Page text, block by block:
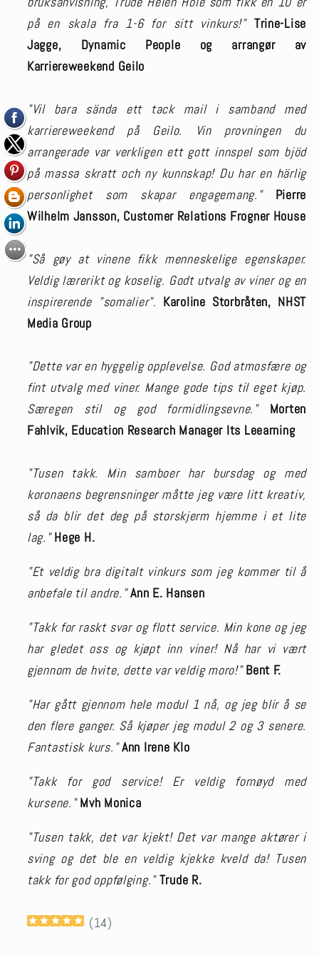
på en skala fra 1-6 for sitt vinkurs!" Trine-Lise
Jagge, Dynamic People og arrangør av
Karriereweekend Geilo
"Vil bara sända ett tack mail i samband med
karriereweekend på Geilo. Vin provningen du
arrangerade var verkligen ett gott innspel som bjöd
på massa skratt och ny kunnskap! Du har en härlig
personlighet som skapar engagemang." Pierre
Wilhelm Jansson, Customer Relations Frogner House
"Så gøy at vinene fikk menneskelige egenskaper.
Veldig lærerikt og koselig. Godt utvalg av viner og en
inspirerende "somalier". Karoline Storbråten, NHST
Media Group
"Dette var en hyggelig opplevelse. God atmosfære og
fint utvalg med viner. Mange gode tips til eget kjøp.
Særegen stil og god formidlingsevne." Morten
Fahlvik, Education Research Manager Its Leearning
"Tusen takk. Min samboer har bursdag og med
koronaens begrensninger måtte jeg være litt kreativ,
så da blir det deg på storskjerm hjemme i et lite
lag."Hege H.
"Et veldig bra digitalt vinkurs som jeg kommer til å
anbefale til andre."Ann E. Hansen
"Takk for raskt svar og flott service. Min kone og jeg
har gledet oss og kjøpt inn viner! Nå har vi vært
gjennom de hvite, dette var veldig moro!"Bent F.
"Har gått gjennom hele modul 1 nå, og jeg blir å se
den flere ganger. Så kjøper jeg modul 2 og 3 senere.
Fantastisk kurs."Ann Irene Klo
"Takk for god service! Er veldig fornøyd med
kursene."Mvh Monica
"Tusen takk, det var kjekt! Det var mange aktører i
sving og det ble en veldig kjekke kveld da! Tusen
takk for god oppfølging." Trude R.
(14)